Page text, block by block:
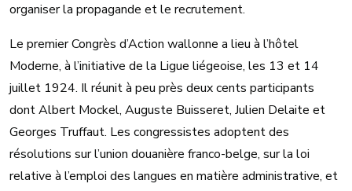
organiser la propagande et le recrutement.
Le premier Congrès d’Action wallonne a lieu à l’hôtel
Moderne, à l’initiative de la Ligue liégeoise, les 13 et 14
juillet 1924. Il réunit à peu près deux cents participants
dont Albert Mockel, Auguste Buisseret, Julien Delaite et
Georges Truffaut. Les congressistes adoptent des
résolutions sur l’union douanière franco-belge, sur la loi
relative à l’emploi des langues en matière administrative, et